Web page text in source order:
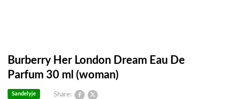
Burberry Her London Dream Eau De
Parfum 30 ml (woman)
Share:
Sandelyje